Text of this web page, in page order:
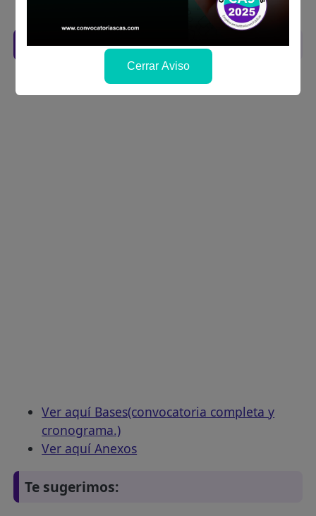
se publicará los resultados
Descarga aquí las Bases
Ver aquí Bases(convocatoria completa y
cronograma.)
Ver aquí Anexos
Te sugerimos:
Cerrar Aviso